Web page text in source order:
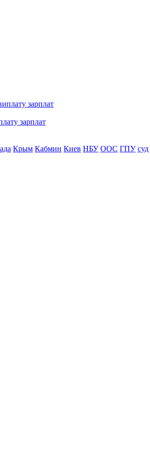
зарплат
Крым Кабмин Киев НБУ ООС ГПУ суд